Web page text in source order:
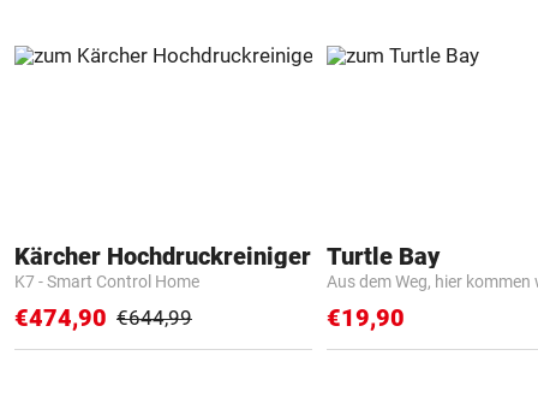
Kärcher Hochdruckreiniger
K7 - Smart Control Home
€474,90 €644,99
Turtle Bay
Aus dem Weg, hier kommen
€19,90